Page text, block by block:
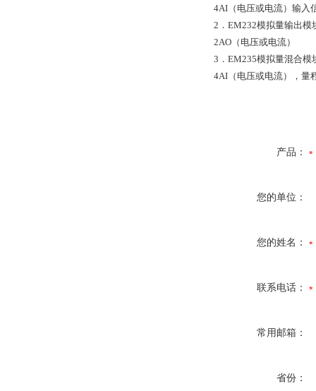
4AI（电压或电流）输入
2．EM232模拟量输出模
2AO（电压或电流）
3．EM235模拟量混合模
4AI（电压或电流），量
产品：
您的单位：
您的姓名：
联系电话：
常用邮箱：
省份：